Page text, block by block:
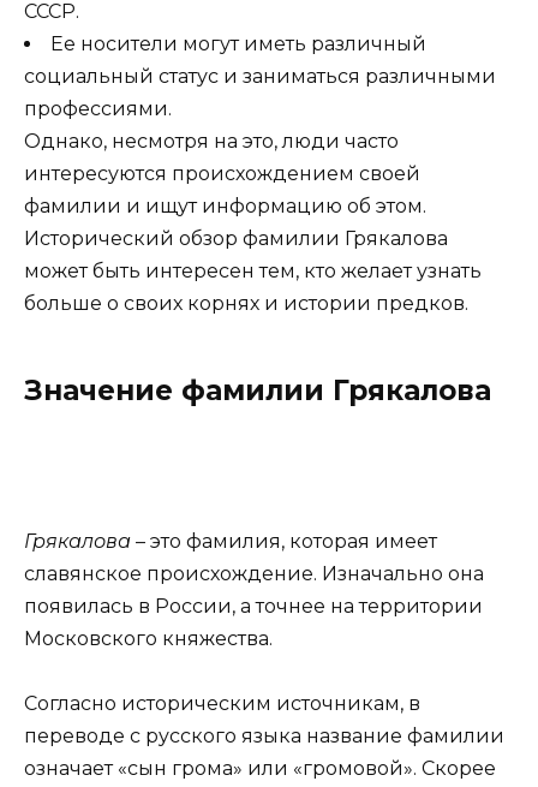
СССР.
Ее носители могут иметь различный
социальный статус и заниматься различными
профессиями.
Однако, несмотря на это, люди часто
интересуются происхождением своей
фамилии и ищут информацию об этом.
Исторический обзор фамилии Грякалова
может быть интересен тем, кто желает узнать
больше о своих корнях и истории предков.
Значение фамилии Грякалова
Грякалова – это фамилия, которая имеет
славянское происхождение. Изначально она
появилась в России, а точнее на территории
Московского княжества.
Согласно историческим источникам, в
переводе с русского языка название фамилии
означает «сын грома» или «громовой». Скорее